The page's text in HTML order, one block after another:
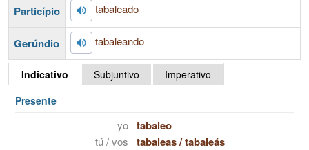
Particípio tabaleado
Gerúndio tabaleando
Indicativo Subjuntivo
Imperativo
Presente
yo tabaleo
tú / vos tabaleas/tabaleás